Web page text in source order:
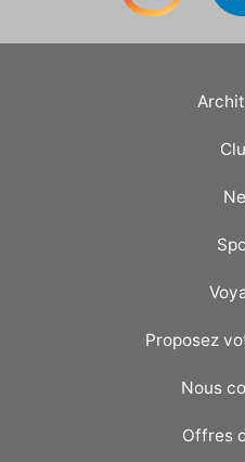
Proposez
Nous
Offres